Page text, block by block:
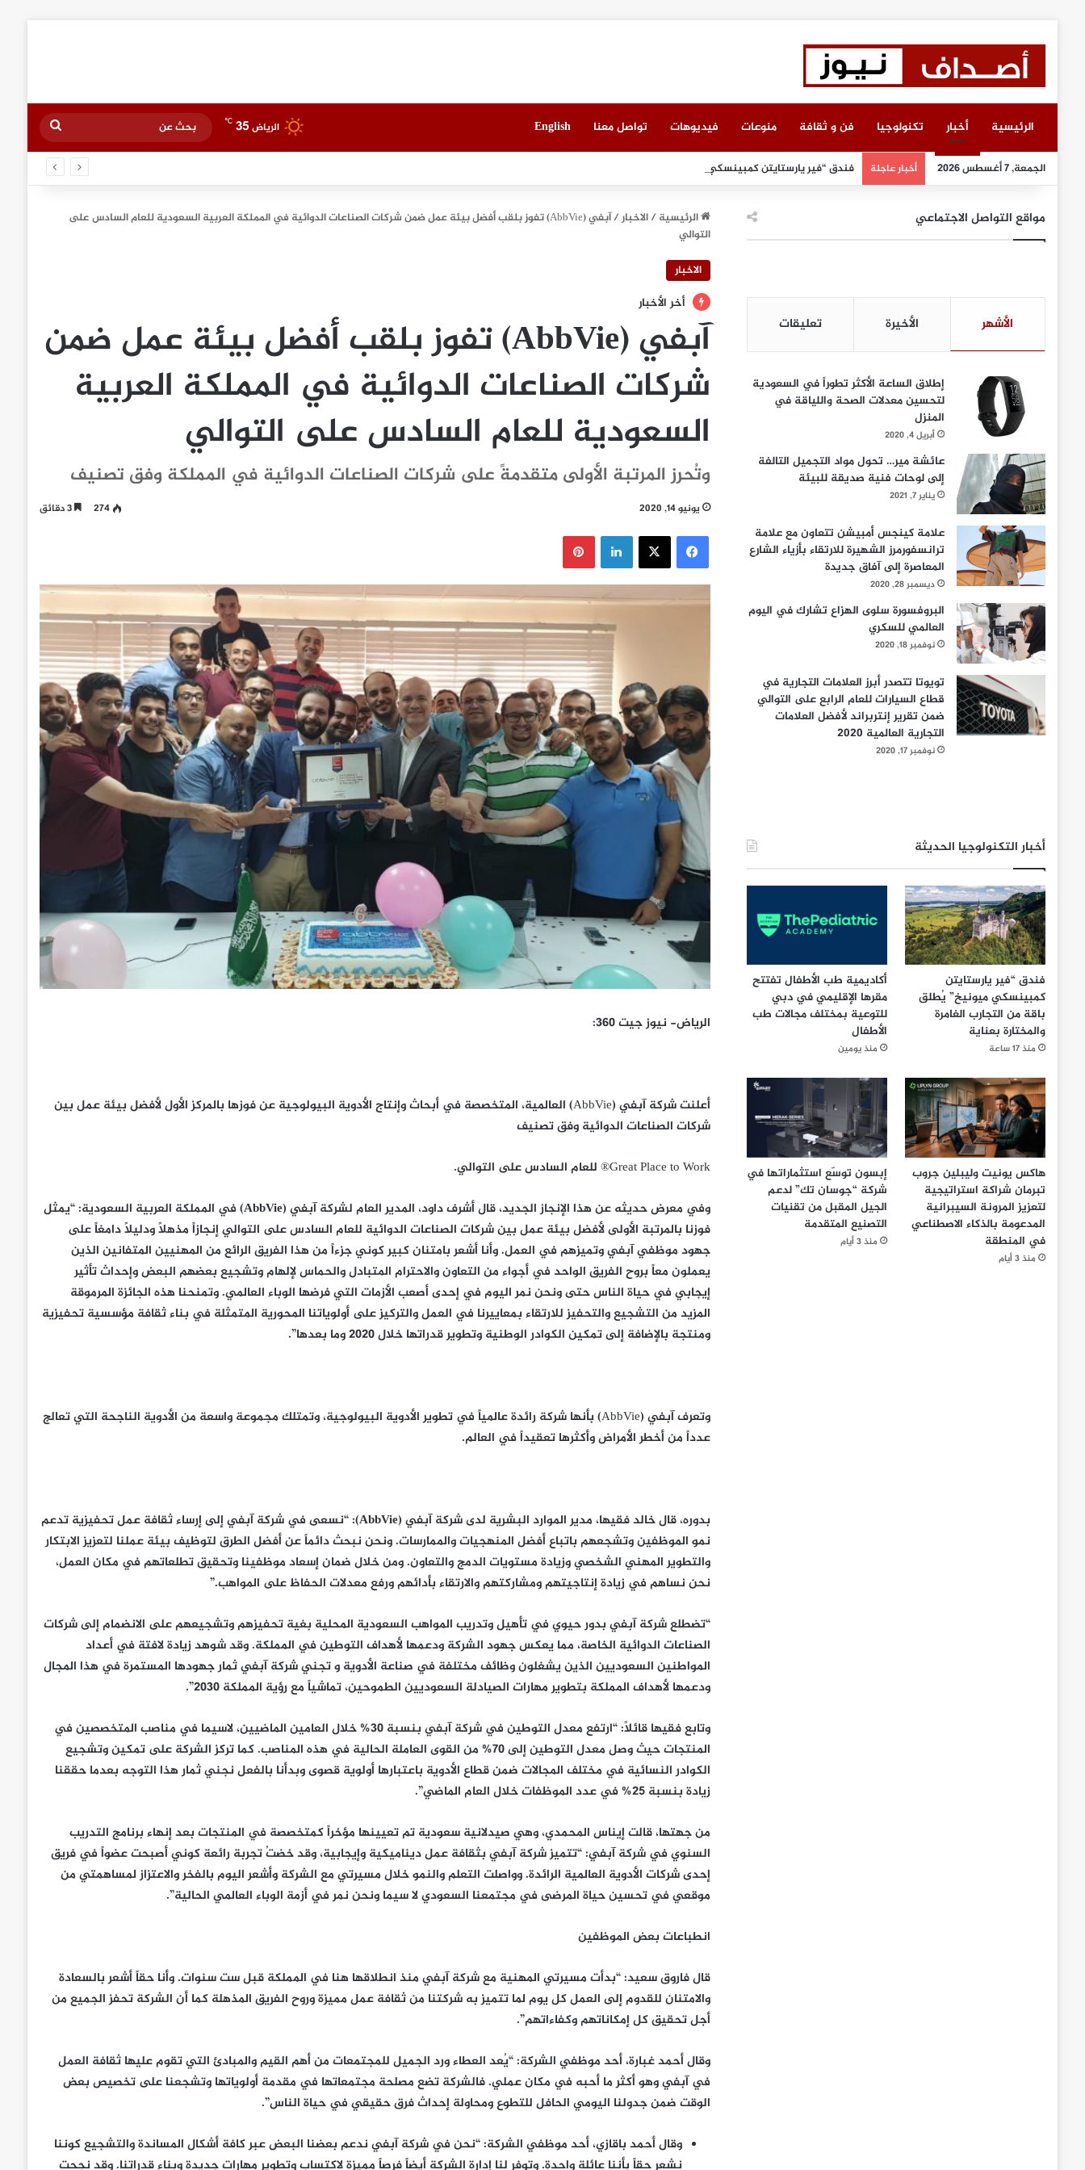
الرئيسية أخبار تكنولوجيا فن و ثقافة منوعات فيديوهات تواصل معنا English الرياض 35
℃
بحث
عن
الجمعة, 7 أغسطس 2026 أخبار عاجلة فندق “فير يارستايتن كمبينسكي ميونيخ” يُطلق باقة من التجارب الغامرة والمختارة بعناية
الرئيسية/الاخبار/
آبفي (AbbVie) تفوز بلقب أفضل بيئة عمل ضمن شركات الصناعات الدوائية في المملكة العربية السعودية للعام السادس على
التوالي
الاخبار
أخر الأخبار
آبفي (AbbVie) تفوز بلقب أفضل بيئة عمل ضمن
شركات الصناعات الدوائية في المملكة العربية
السعودية للعام السادس على التوالي
وتُحرز المرتبة الأولى متقدمةً على شركات الصناعات الدوائية في المملكة وفق تصنيف
يونيو 14, 2020 274 3 دقائق
فيسبوك ‫X لينكدإن
الرياض- نيوز جيت360
:
أعلنت شركة آبفي (AbbVie) العالمية، المتخصصة في أبحاث وإنتاج الأدوية البيولوجية عن فوزها بالمركز الأول لأفضل بيئة عمل بين
شركات الصناعات الدوائية وفق تصنيف
Great Place to Work® للعام السادس على التوالي.
وفي معرض حديثه عن هذا الإنجاز الجديد، قال أشرف داود، المدير العام لشركة آبفي (AbbVie) في المملكة العربية السعودية:“يمثل
فوزنا بالمرتبة الأولى لأفضل بيئة عمل بين شركات الصناعات الدوائية للعام السادس على التوالي إنجازاً مذهلاً ودليلاً دامغاً على
جهود موظفي آبفي وتميزهم في العمل. وأنا أشعر بامتنان كبير كوني جزءاً من هذا الفريق الرائع من المهنيين المتفانين الذين
يعملون معاً بروح الفريق الواحد في أجواء من التعاون والاحترام المتبادل والحماس لإلهام وتشجيع بعضهم البعض وإحداث تأثير
إيجابي في حياة الناس حتى ونحن نمر اليوم في إحدى أصعب الأزمات التي فرضها الوباء العالمي. وتمنحنا هذه الجائزة المرموقة
المزيد من التشجيع والتحفيز للارتقاء بمعاييرنا في العمل والتركيز على أولوياتنا المحورية المتمثلة في بناء ثقافة مؤسسية تحفيزية
ومنتجة بالإضافة إلى تمكين الكوادر الوطنية وتطوير قدراتها خلال 2020 وما بعدها”.
وتعرف آبفي (AbbVie) بأنها شركة رائدة عالمياً في تطوير الأدوية البيولوجية، وتمتلك مجموعة واسعة من الأدوية الناجحة التي تعالج
عدداً من أخطر الأمراض وأكثرها تعقيداً في العالم.
بدوره، قال خالد فقيها، مدير الموارد البشرية لدى شركة آبفي (AbbVie
):“نسعى في شركة آبفي إلى إرساء ثقافة عمل تحفيزية تدعم
نمو الموظفين وتشجعهم باتباع أفضل المنهجيات والممارسات. ونحن نبحث دائماً عن أفضل الطرق لتوظيف بيئة عملنا لتعزيز الابتكار
والتطوير المهني الشخصي وزيادة مستويات الدمج والتعاون. ومن خلال ضمان إسعاد موظفينا وتحقيق تطلعاتهم في مكان العمل،
نحن نساهم في زيادة إنتاجيتهم ومشاركتهم والارتقاء بأدائهم ورفع معدلات الحفاظ على المواهب.”
“تضطلع شركة آبفي بدور حيوي في تأهيل وتدريب المواهب السعودية المحلية بغية تحفيزهم وتشجيعهم على الانضمام إلى شركات
الصناعات الدوائية الخاصة، مما يعكس جهود الشركة ودعمها لأهداف التوطين في المملكة. وقد شوهد زيادة لافتة في أعداد
المواطنين السعوديين الذين يشغلون وظائف مختلفة في صناعة الأدوية و تجني شركة آبفي ثمار جهودها المستمرة في هذا المجال
ودعمها لأهداف المملكة بتطوير مهارات الصيادلة السعوديين الطموحين، تماشياً مع رؤية المملكة 2030”.
وتابع فقيها قائلاً: “ارتفع معدل التوطين في شركة آبفي بنسبة 30% خلال العامين الماضيين، لاسيما في مناصب المتخصصين في
المنتجات حيث وصل معدل التوطين إلى 70% من القوى العاملة الحالية في هذه المناصب. كما تركز الشركة على تمكين وتشجيع
الكوادر النسائية في مختلف المجالات ضمن قطاع الأدوية باعتبارها أولوية قصوى وبدأنا بالفعل نجني ثمار هذا التوجه بعدما حققنا
زيادة بنسبة 25% في عدد الموظفات خلال العام الماضي”.
من جهتها، قالت إيناس المحمدي، وهي صيدلانية سعودية تم تعيينها مؤخراً كمتخصصة في المنتجات بعد إنهاء برنامج التدريب
السنوي في شركة آبفي: “تتميز شركة آبفي بثقافة عمل ديناميكية وإيجابية، وقد خضتُ تجربة رائعة كوني أصبحت عضواً في فريق
إحدى شركات الأدوية العالمية الرائدة. وواصلت التعلم والنمو خلال مسيرتي مع الشركة وأشعر اليوم بالفخر والاعتزاز لمساهمتي من
موقعي في تحسين حياة المرضى في مجتمعنا السعودي لا سيما ونحن نمر في أزمة الوباء العالمي الحالية”.
انطباعات بعض الموظفين
قال فاروق سعيد: “بدأت مسيرتي المهنية مع شركة آبفي منذ انطلاقها هنا في المملكة قبل ست سنوات. وأنا حقاً أشعر بالسعادة
والامتنان للقدوم إلى العمل كل يوم لما تتميز به شركتنا من ثقافة عمل مميزة وروح الفريق المذهلة كما أن الشركة تحفز الجميع من
أجل تحقيق كل إمكاناتهم وكفاءاتهم”.
وقال أحمد غبارة، أحد موظفي الشركة: “يُعد العطاء ورد الجميل للمجتمعات من أهم القيم والمبادئ التي تقوم عليها ثقافة العمل
في آبفي وهو أكثر ما أحبه في مكان عملي. فالشركة تضع مصلحة مجتمعاتها في مقدمة أولوياتها وتشجعنا على تخصيص بعض
الوقت ضمن جدولنا اليومي الحافل للتطوع ومحاولة إحداث فرق حقيقي في حياة الناس”.
وقال أحمد باقازي، أحد موظفي الشركة: “نحن في شركة آبفي ندعم بعضنا البعض عبر كافة أشكال المساندة والتشجيع كوننا
نشعر حقاً بأننا عائلة واحدة. وتوفر لنا إدارة الشركة أيضاً فرصاً مميزة لاكتساب وتطوير مهارات جديدة وبناء قدراتنا. وقد نجحت
مواقع التواصل الاجتماعي
الأشهر الأخيرة تعليقات
إطلاق الساعة الأكثر تطوراً في السعودية
لتحسين معدلات الصحة واللياقة في
المنزل
أبريل 4, 2020
عائشة مير… تحول مواد التجميل التالفة
إلى لوحات فنية صديقة للبيئة
يناير 7, 2021
علامة كينجس أمبيشن تتعاون مع علامة
ترانسفورمرز الشهيرة للارتقاء بأزياء الشارع
المعاصرة إلى آفاق جديدة
ديسمبر 28, 2020
البروفسورة سلوى الهزاع تشارك في اليوم
العالمي للسكري
نوفمبر 18, 2020
تويوتا تتصدر أبرز العلامات التجارية في
قطاع السيارات للعام الرابع على التوالي
ضمن تقرير إنتربراند لأفضل العلامات
التجارية العالمية 2020
نوفمبر 17, 2020
أخبار التكنولوجيا الحديثة
فندق “فير يارستايتن
كمبينسكي ميونيخ” يُطلق
باقة من التجارب الغامرة
والمختارة بعناية
منذ 17 ساعة
أكاديمية طب الأطفال تفتتح
مقرها الإقليمي في دبي
للتوعية بمختلف مجالات طب
الأطفال
منذ يومين
هاكس يونيت وليبلين جروب
تبرمان شراكة استراتيجية
لتعزيز المرونة السيبرانية
المدعومة بالذكاء الاصطناعي
في المنطقة
منذ 3 أيام
إبسون توسّع استثماراتها في
شركة “جوسان تك” لدعم
الجيل المقبل من تقنيات
التصنيع المتقدمة
منذ 3 أيام